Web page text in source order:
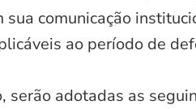
sua comunicação
ao período de
serão adotadas as